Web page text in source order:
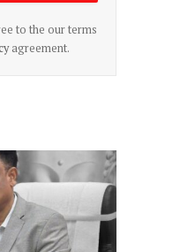
to the our terms
agreement.